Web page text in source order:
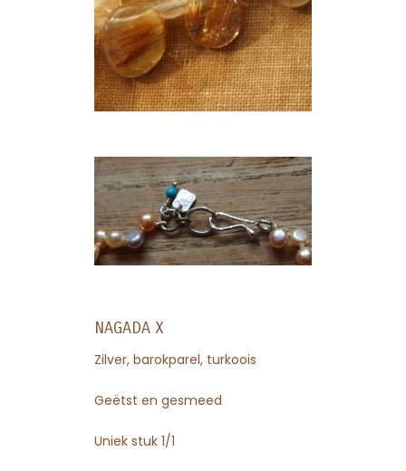
NAGADA X
Zilver, barokparel, turkoois
Geëtst en gesmeed
Uniek stuk 1/1